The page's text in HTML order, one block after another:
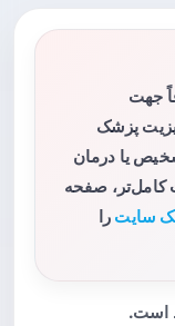
جهت
پزشک
یا درمان
کامل‌تر، صفحه
سایت را